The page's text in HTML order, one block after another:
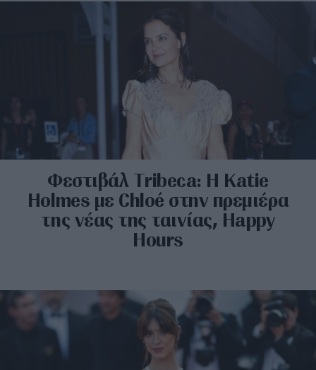
Φεστιβάλ Tribeca: H Katie
Holmes με Chloé στην πρεμιέρα
της νέας της ταινίας, Happy
Hours